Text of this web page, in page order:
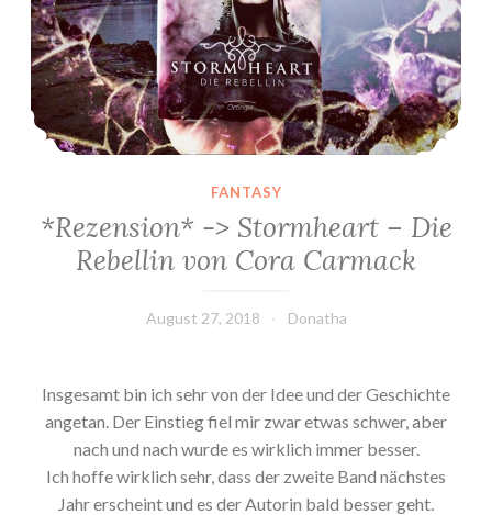
FANTASY
*Rezension* -> Stormheart – Die
Rebellin von Cora Carmack
August 27, 2018 Donatha
Insgesamt bin ich sehr von der Idee und der Geschichte
angetan. Der Einstieg fiel mir zwar etwas schwer, aber
nach und nach wurde es wirklich immer besser.
Ich hoffe wirklich sehr, dass der zweite Band nächstes
Jahr erscheint und es der Autorin bald besser geht.